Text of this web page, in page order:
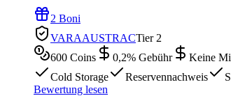
2 Boni
VARAAUSTRACTier 2
600 Coins 0,2% Gebühr
Keine
Cold Storage
Reservennachweis
Bewertung lesen